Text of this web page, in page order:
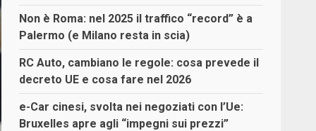
Non è Roma: nel 2025 il traffico “record” è a
Palermo (e Milano resta in scia)
RC Auto, cambiano le regole: cosa prevede il
decreto UE e cosa fare nel 2026
e-Car cinesi, svolta nei negoziati con l’Ue:
Bruxelles apre agli “impegni sui prezzi”